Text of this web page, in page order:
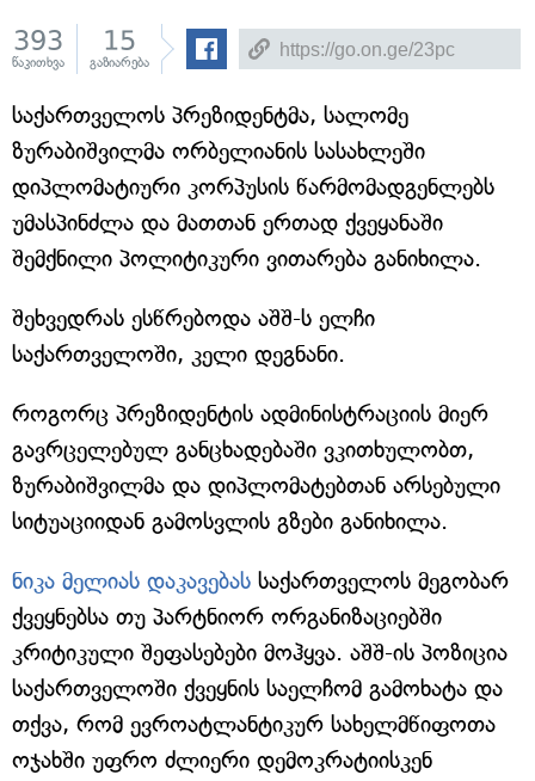
393
წაკითხვა
15
გაზიარება
საქართველოს პრეზიდენტმა, სალომე
ზურაბიშვილმა ორბელიანის სასახლეში
დიპლომატიური კორპუსის წარმომადგენლებს
უმასპინძლა და მათთან ერთად ქვეყანაში
შემქნილი პოლიტიკური ვითარება განიხილა.
შეხვედრას ესწრებოდა აშშ-ს ელჩი
საქართველოში, კელი დეგნანი.
როგორც პრეზიდენტის ადმინისტრაციის მიერ
გავრცელებულ განცხადებაში ვკითხულობთ,
ზურაბიშვილმა და დიპლომატებთან არსებული
სიტუაციიდან გამოსვლის გზები განიხილა.
ნიკა მელიას დაკავებას საქართველოს მეგობარ
ქვეყნებსა თუ პარტნიორ ორგანიზაციებში
კრიტიკული შეფასებები მოჰყვა. აშშ-ის პოზიცია
საქართველოში ქვეყნის საელჩომ გამოხატა და
თქვა, რომ ევროატლანტიკურ სახელმწიფოთა
ოჯახში უფრო ძლიერი დემოკრატიისკენ